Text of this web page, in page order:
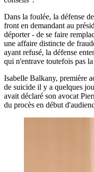
Dans la foulée, la défense
front en demandant au
déporter - de se faire
une affaire distincte de
ayant refusé, la défense
qui n'entrave toutefois pas
Isabelle Balkany, première
de suicide il y a quelques
avait déclaré son avocat
du procès en début